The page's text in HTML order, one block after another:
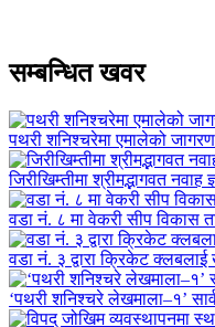
सम्बन्धित खवर
पथरी शनिश्चरेमा एमालेको
जिरीखिम्तीमा श्रीमद्भागवत नवाह
वडा नं. ८ मा वेकरी सीप विकास
वडा नं. ३ द्वारा क्रिकेट
‘पथरी शनिश्चरे लेखमाला–१’